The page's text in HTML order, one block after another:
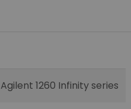
Agilent 1260 Infinity series